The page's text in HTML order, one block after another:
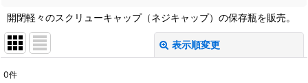
開閉軽々のスクリューキャップ（ネジキャップ）の保存瓶を販売。
表示順変更
0件